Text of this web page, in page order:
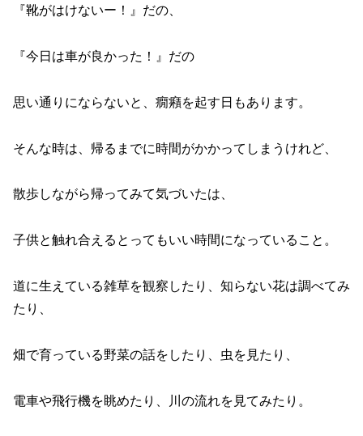
『靴がはけないー！』だの、
『今日は車が良かった！』だの
思い通りにならないと、癇癪を起す日もあります。
そんな時は、帰るまでに時間がかかってしまうけれど、
散歩しながら帰ってみて気づいたは、
子供と触れ合えるとってもいい時間になっていること。
道に生えている雑草を観察したり、知らない花は調べてみ
たり、
畑で育っている野菜の話をしたり、虫を見たり、
電車や飛行機を眺めたり、川の流れを見てみたり。